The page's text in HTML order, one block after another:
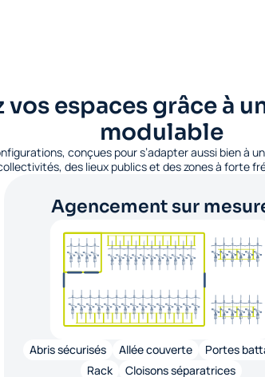
espaces grâce à
modulable
conçues pour s’adapter aussi bien à
des lieux publics et des zones à forte
Agencement sur
Abris sécurisés Allée couverte
Portes
Rack
Cloisons séparatrices